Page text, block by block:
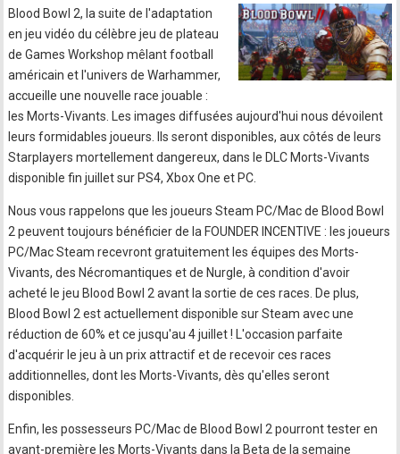
Blood Bowl 2, la suite de l'adaptation
en jeu vidéo du célèbre jeu de plateau
de Games Workshop mêlant football
américain et l'univers de Warhammer,
accueille une nouvelle race jouable :
les Morts-Vivants. Les images diffusées aujourd'hui nous dévoilent
leurs formidables joueurs. Ils seront disponibles, aux côtés de leurs
Starplayers mortellement dangereux, dans le DLC Morts-Vivants
disponible fin juillet sur PS4, Xbox One et PC.
Nous vous rappelons que les joueurs Steam PC/Mac de Blood Bowl
2 peuvent toujours bénéficier de la FOUNDER INCENTIVE : les joueurs
PC/Mac Steam recevront gratuitement les équipes des Morts-
Vivants, des Nécromantiques et de Nurgle, à condition d'avoir
acheté le jeu Blood Bowl 2 avant la sortie de ces races. De plus,
Blood Bowl 2 est actuellement disponible sur Steam avec une
réduction de 60% et ce jusqu'au 4 juillet ! L'occasion parfaite
d'acquérir le jeu à un prix attractif et de recevoir ces races
additionnelles, dont les Morts-Vivants, dès qu'elles seront
disponibles.
Enfin, les possesseurs PC/Mac de Blood Bowl 2 pourront tester en
avant-première les Morts-Vivants dans la Beta de la semaine